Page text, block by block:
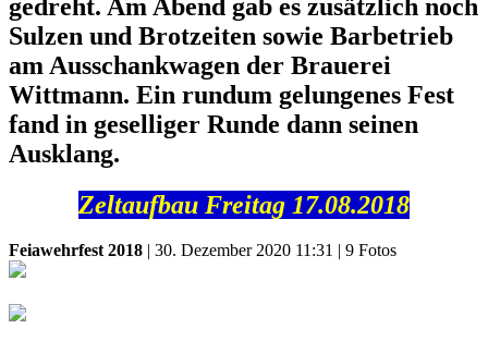
gedreht. Am Abend gab es zusätzlich noch
Sulzen und Brotzeiten sowie Barbetrieb
am Ausschankwagen der Brauerei
Wittmann. Ein rundum gelungenes Fest
fand in geselliger Runde dann seinen
Ausklang.
Zeltaufbau Freitag 17.08.2018
Feiawehrfest 2018 | 30. Dezember 2020 11:31 | 9 Fotos